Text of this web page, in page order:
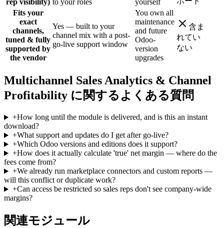
Fits your
exact
channels,
tuned & fully
supported by
the vendor
Yes — built to your
channel mix with a post-
go-live support window
You own all
maintenance
and future
Odoo-
version
upgrades
含ま
れてい
ない
Multichannel Sales Analytics & Channel
Profitability に関するよくある質問
+How long until the module is delivered, and is this an instant
download?
+What support and updates do I get after go-live?
+Which Odoo versions and editions does it support?
+How does it actually calculate 'true' net margin — where do the
fees come from?
+We already run marketplace connectors and custom reports —
will this conflict or duplicate work?
+Can access be restricted so sales reps don't see company-wide
margins?
関連モジュール